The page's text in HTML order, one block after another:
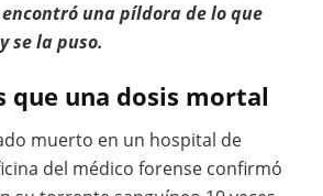
una píldora de lo que
se la puso.
que una dosis mortal
muerto en un hospital de
del médico forense confirmó